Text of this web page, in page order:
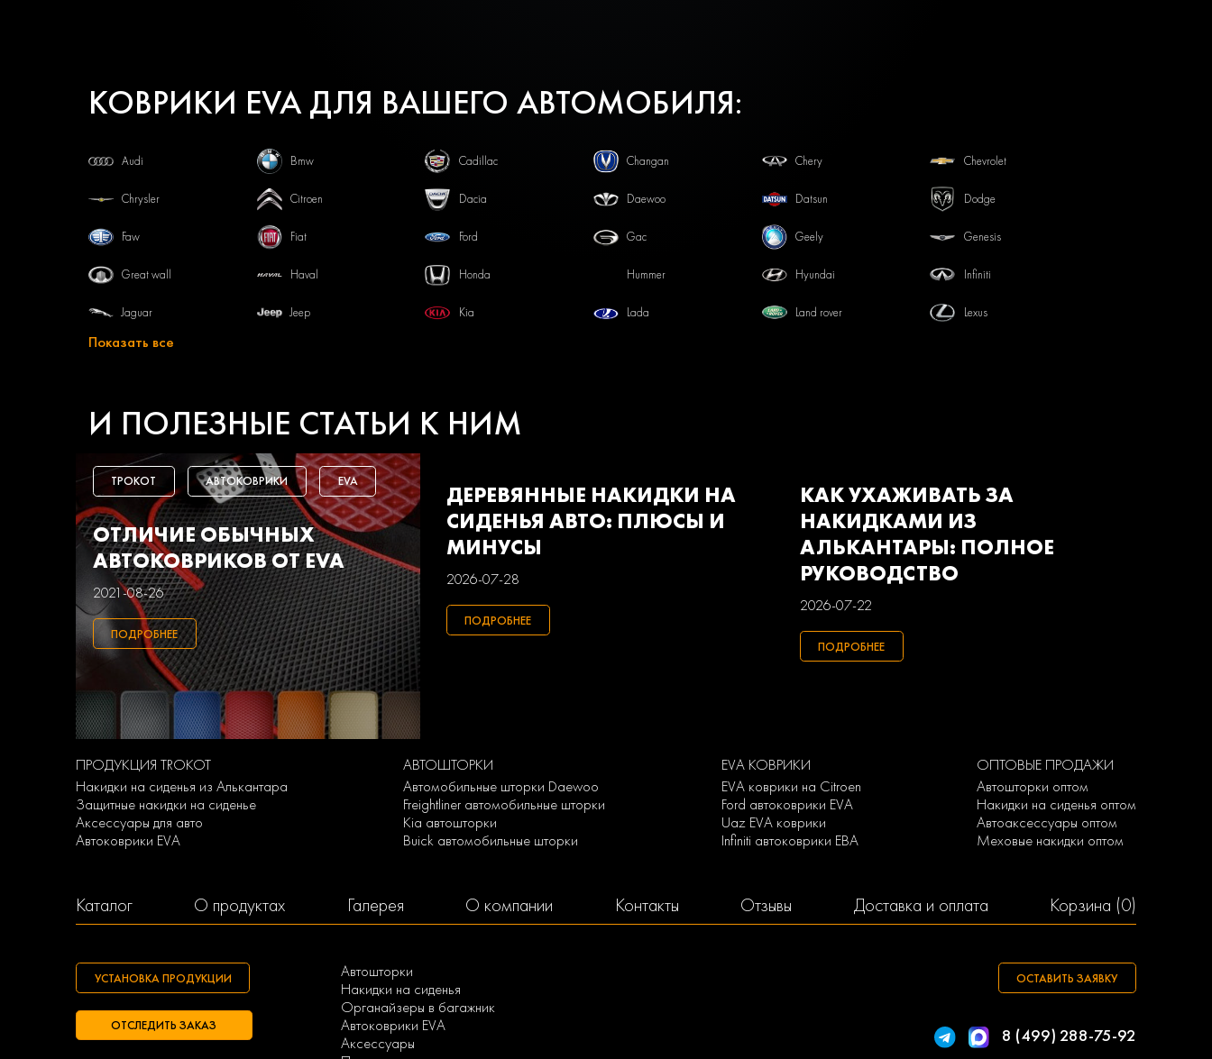
КОВРИКИ EVA ДЛЯ ВАШЕГО АВТОМОБИЛЯ:
Audi Bmw Cadillac Changan Chery Chevrolet
Chrysler Citroen Dacia Daewoo Datsun Dodge
Faw Fiat Ford Gac Geely Genesis
Great wall Haval Honda Hummer Hyundai Infiniti
Jaguar Jeep Kia Lada Land rover Lexus
Lifan
Skoda Smart
Toyota Uaz
Маз Тагаз
Показать все
И ПОЛЕЗНЫЕ СТАТЬИ К НИМ
ТРОКОТ АВТОКОВРИКИ EVA
ОТЛИЧИЕ ОБЫЧНЫХ
АВТОКОВРИКОВ ОТ EVA
2021-08-26
ПОДРОБНЕЕ
ДЕРЕВЯННЫЕ НАКИДКИ НА
СИДЕНЬЯ АВТО: ПЛЮСЫ И
МИНУСЫ
2026-07-28
ПОДРОБНЕЕ
КАК УХАЖИВАТЬ ЗА
НАКИДКАМИ ИЗ
АЛЬКАНТАРЫ: ПОЛНОЕ
РУКОВОДСТВО
2026-07-22
ПОДРОБНЕЕ
ПРОДУКЦИЯ TROKOT
Накидки на сиденья из Алькантара
Защитные накидки на сиденье
Аксессуары для авто
Автоковрики EVA
АВТОШТОРКИ
Автомобильные шторки Daewoo
Freightliner автомобильные шторки
Kia автошторки
Buick автомобильные шторки
EVA КОВРИКИ
EVA коврики на Citroen
Ford автоковрики EVA
Uaz EVA коврики
Infiniti автоковрики ЕВА
ОПТОВЫЕ ПРОДАЖИ
Автошторки оптом
Накидки на сиденья оптом
Автоаксессуары оптом
Меховые накидки оптом
Каталог О продуктах Галерея О компании Контакты Отзывы Доставка и оплата Корзина (0)
УСТАНОВКА ПРОДУКЦИИ
ОТСЛЕДИТЬ ЗАКАЗ
Автошторки
Накидки на сиденья
Органайзеры в багажник
Автоковрики EVA
Аксессуары
ОСТАВИТЬ ЗАЯВКУ
8 (499) 288-75-92